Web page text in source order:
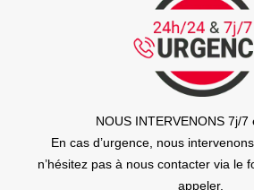
NOUS INTERVENONS 7j/7
En cas d’urgence, nous
n’hésitez pas à nous contacter via le
appeler.